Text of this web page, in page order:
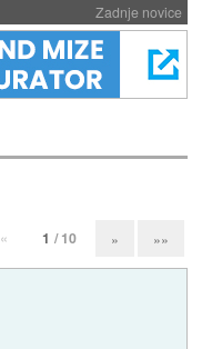
Zadnje novice
« 1 / 10 » »»